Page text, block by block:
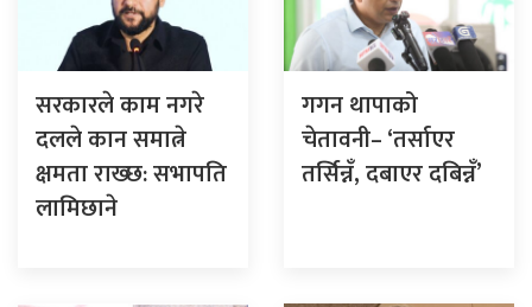
सरकारले काम नगरे
दलले कान समात्ने
क्षमता राख्छ: सभापति
लामिछाने
गगन थापाको
चेतावनी– ‘तर्साएर
तर्सिन्नँ, दबाएर दबिन्नँ’